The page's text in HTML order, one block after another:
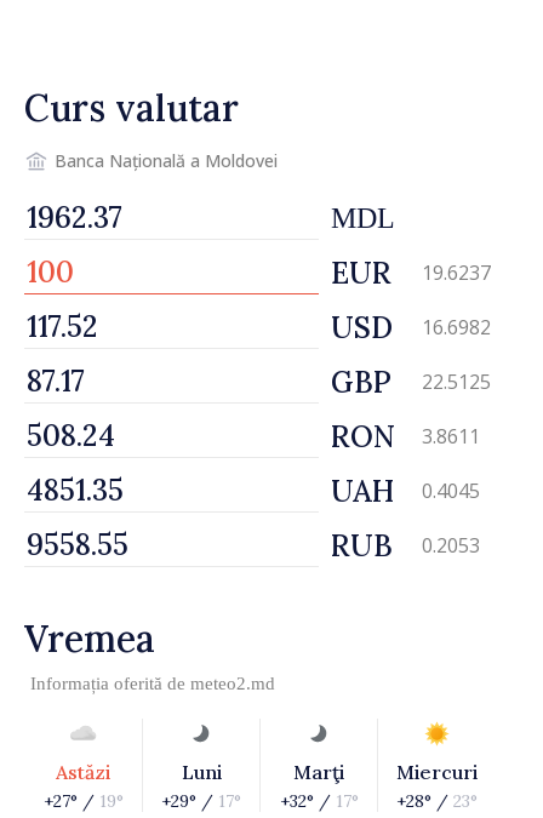
Curs valutar
Banca Națională a Moldovei
MDL
EUR 19.6237
USD 16.6982
GBP 22.5125
RON 3.8611
UAH 0.4045
RUB 0.2053
Vremea
Informația oferită de meteo2.md
Astăzi
+27° / 19°
Luni
+29° / 17°
Marţi
+32° / 17°
Miercuri
+28° / 23°